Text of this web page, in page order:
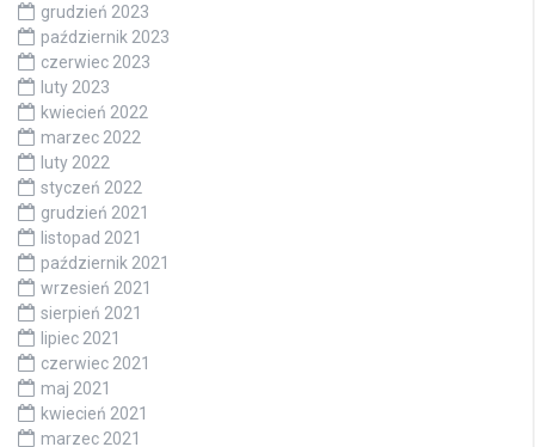
grudzień 2023
październik 2023
czerwiec 2023
luty 2023
kwiecień 2022
marzec 2022
luty 2022
styczeń 2022
grudzień 2021
listopad 2021
październik 2021
wrzesień 2021
sierpień 2021
lipiec 2021
czerwiec 2021
maj 2021
kwiecień 2021
marzec 2021